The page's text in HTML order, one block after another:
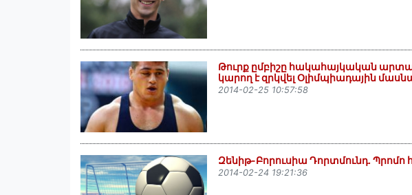
Թուրք ըմբիշը հակահայկական
կարող է զրկվել Օլիմպիադային
2014-02-25 10:57:58
Զենիթ-Բորուսիա Դորտմունդ. Պրոմո
2014-02-24 19:21:36